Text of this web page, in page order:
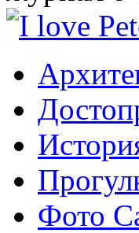
Фото